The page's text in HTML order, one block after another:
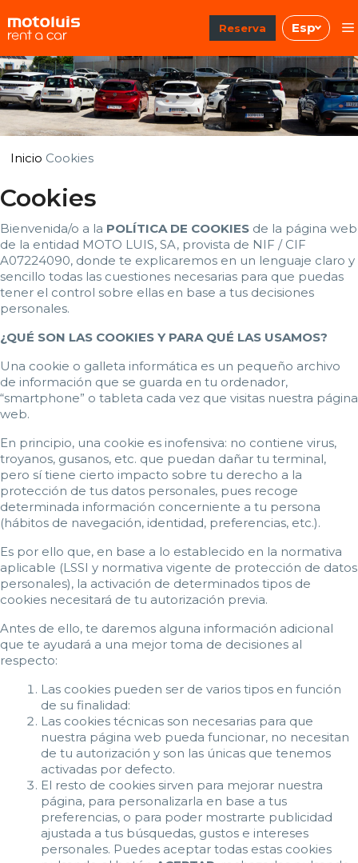
al
Reserva Esp
Inicio Cookies
Cookies
Bienvenida/o a la POLÍTICA DE COOKIES de la página web
de la entidad MOTO LUIS, SA, provista de NIF / CIF
A07224090, donde te explicaremos en un lenguaje claro y
sencillo todas las cuestiones necesarias para que puedas
tener el control sobre ellas en base a tus decisiones
personales.
¿QUÉ SON LAS COOKIES Y PARA QUÉ LAS USAMOS?
Una cookie o galleta informática es un pequeño archivo
de información que se guarda en tu ordenador,
“smartphone” o tableta cada vez que visitas nuestra página
web.
En principio, una cookie es inofensiva: no contiene virus,
troyanos, gusanos, etc. que puedan dañar tu terminal,
pero sí tiene cierto impacto sobre tu derecho a la
protección de tus datos personales, pues recoge
determinada información concerniente a tu persona
(hábitos de navegación, identidad, preferencias, etc.).
Es por ello que, en base a lo establecido en la normativa
aplicable (LSSI y normativa vigente de protección de datos
personales), la activación de determinados tipos de
cookies necesitará de tu autorización previa.
Antes de ello, te daremos alguna información adicional
que te ayudará a una mejor toma de decisiones al
respecto:
Las cookies pueden ser de varios tipos en función
de su finalidad:
Las cookies técnicas son necesarias para que
nuestra página web pueda funcionar, no necesitan
de tu autorización y son las únicas que tenemos
activadas por defecto.
El resto de cookies sirven para mejorar nuestra
página, para personalizarla en base a tus
preferencias, o para poder mostrarte publicidad
ajustada a tus búsquedas, gustos e intereses
personales. Puedes aceptar todas estas cookies